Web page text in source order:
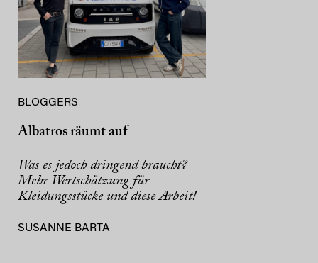
BLOGGERS
Albatros räumt auf
Was es jedoch dringend braucht?
Mehr Wertschätzung für
Kleidungsstücke und diese Arbeit!
SUSANNE BARTA